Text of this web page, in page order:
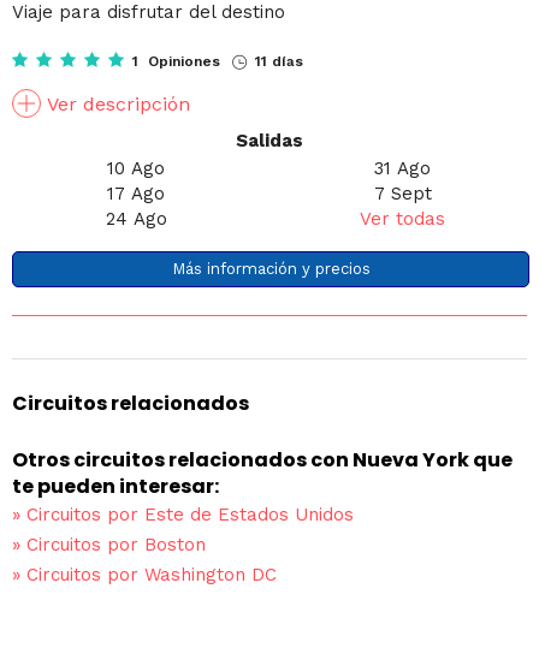
Viaje para disfrutar del destino
1 Opiniones 11 días
Ver descripción
Salidas
10 Ago
17 Ago
24 Ago
31 Ago
7 Sept
Ver todas
Más información y precios
Circuitos relacionados
Otros circuitos relacionados con Nueva York que
te pueden interesar:
» Circuitos por Este de Estados Unidos
» Circuitos por Boston
» Circuitos por Washington DC